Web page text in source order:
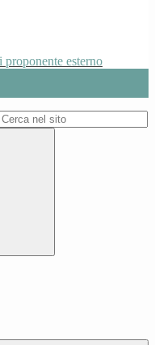
esterno